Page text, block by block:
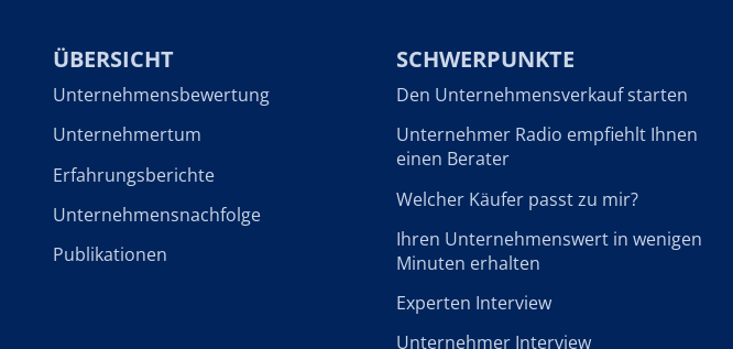
ÜBERSICHT
Unternehmensbewertung
Unternehmertum
Erfahrungsberichte
Unternehmensnachfolge
Publikationen
SCHWERPUNKTE
Den Unternehmensverkauf starten
Unternehmer Radio empfiehlt Ihnen
einen Berater
Welcher Käufer passt zu mir?
Ihren Unternehmenswert in wenigen
Minuten erhalten
Experten Interview
Unternehmer Interview